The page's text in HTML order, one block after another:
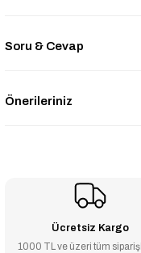
Soru & Cevap
Önerileriniz
Ücretsiz Kargo
1000 TL ve üzeri tüm